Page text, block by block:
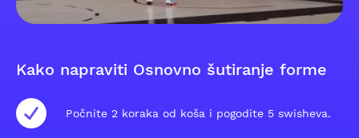
Kako napraviti Osnovno šutiranje forme
Počnite 2 koraka od koša i pogodite 5 swisheva.